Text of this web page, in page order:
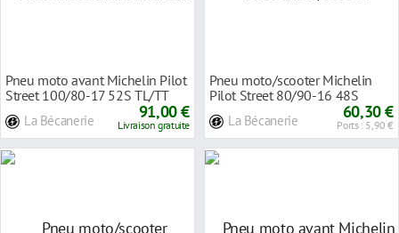
Pneu moto avant Michelin Pilot
Street 100/80-17 52S TL/TT
La Bécanerie 91,00 €
Livraison gratuite
Pneu moto/scooter Michelin
Pilot Street 80/90-16 48S
La Bécanerie 60,30 €
Ports : 5,90 €